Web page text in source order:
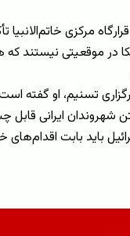
مرکزی خاتم‌الانبیا
در موقعیتی نیستند
تسنیم، او گفته
شهروندان ایرانی
باید بابت اقدام‌های